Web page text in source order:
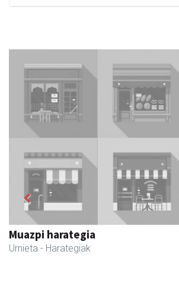
Muazpi harategia
Urnieta - Harategiak
Previous